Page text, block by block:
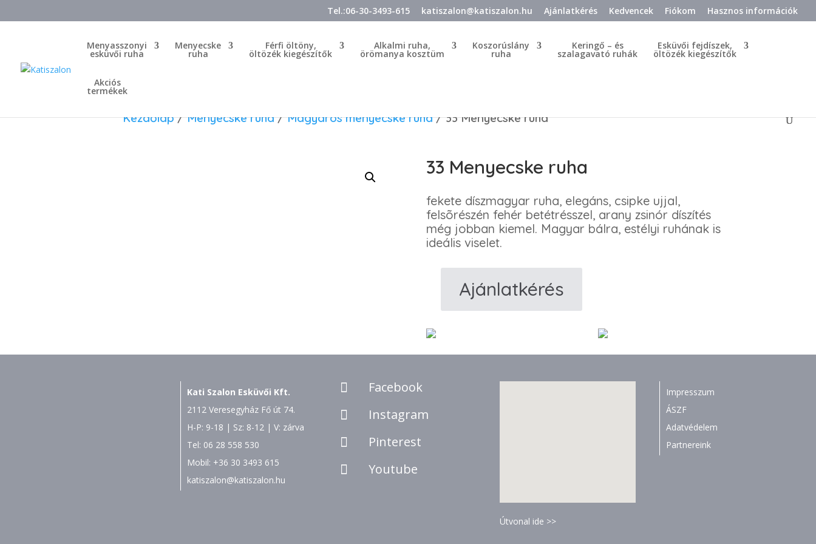
Tel.:06-30-3493-615 katiszalon@katiszalon.hu Ajánlatkérés Kedvencek Fiókom Hasznos információk
Menyasszonyi
esküvői ruha
Menyecske
ruha
Férfi öltöny,
öltözék kiegészítők
Alkalmi ruha,
örömanya kosztüm
Koszorúslány
ruha
Keringő – és
szalagavató ruhák
Esküvői fejdíszek,
öltözék kiegészítők
Akciós
termékek
Kezdőlap/Menyecske ruha/Magyaros menyecske ruha/ 33 Menyecske ruha
33 Menyecske ruha
fekete díszmagyar ruha, elegáns, csipke ujjal,
felsõrészén fehér betétrésszel, arany zsinór díszítés
még jobban kiemel. Magyar bálra, estélyi ruhának is
ideális viselet.
Menyecske
mennyiség
Ajánlatkérés
Kati Szalon Esküvői Kft.
2112 Veresegyház Fő út 74.
H-P: 9-18 | Sz: 8-12 | V: zárva
Tel: 06 28 558 530
Mobil: +36 30 3493 615
katiszalon@katiszalon.hu
 Facebook
 Instagram
 Pinterest
 Youtube
Útvonal ide >>
Impresszum
ÁSZF
Adatvédelem
Partnereink